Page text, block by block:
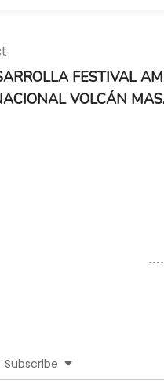
FESTIVAL
VOLCÁN
Subscribe